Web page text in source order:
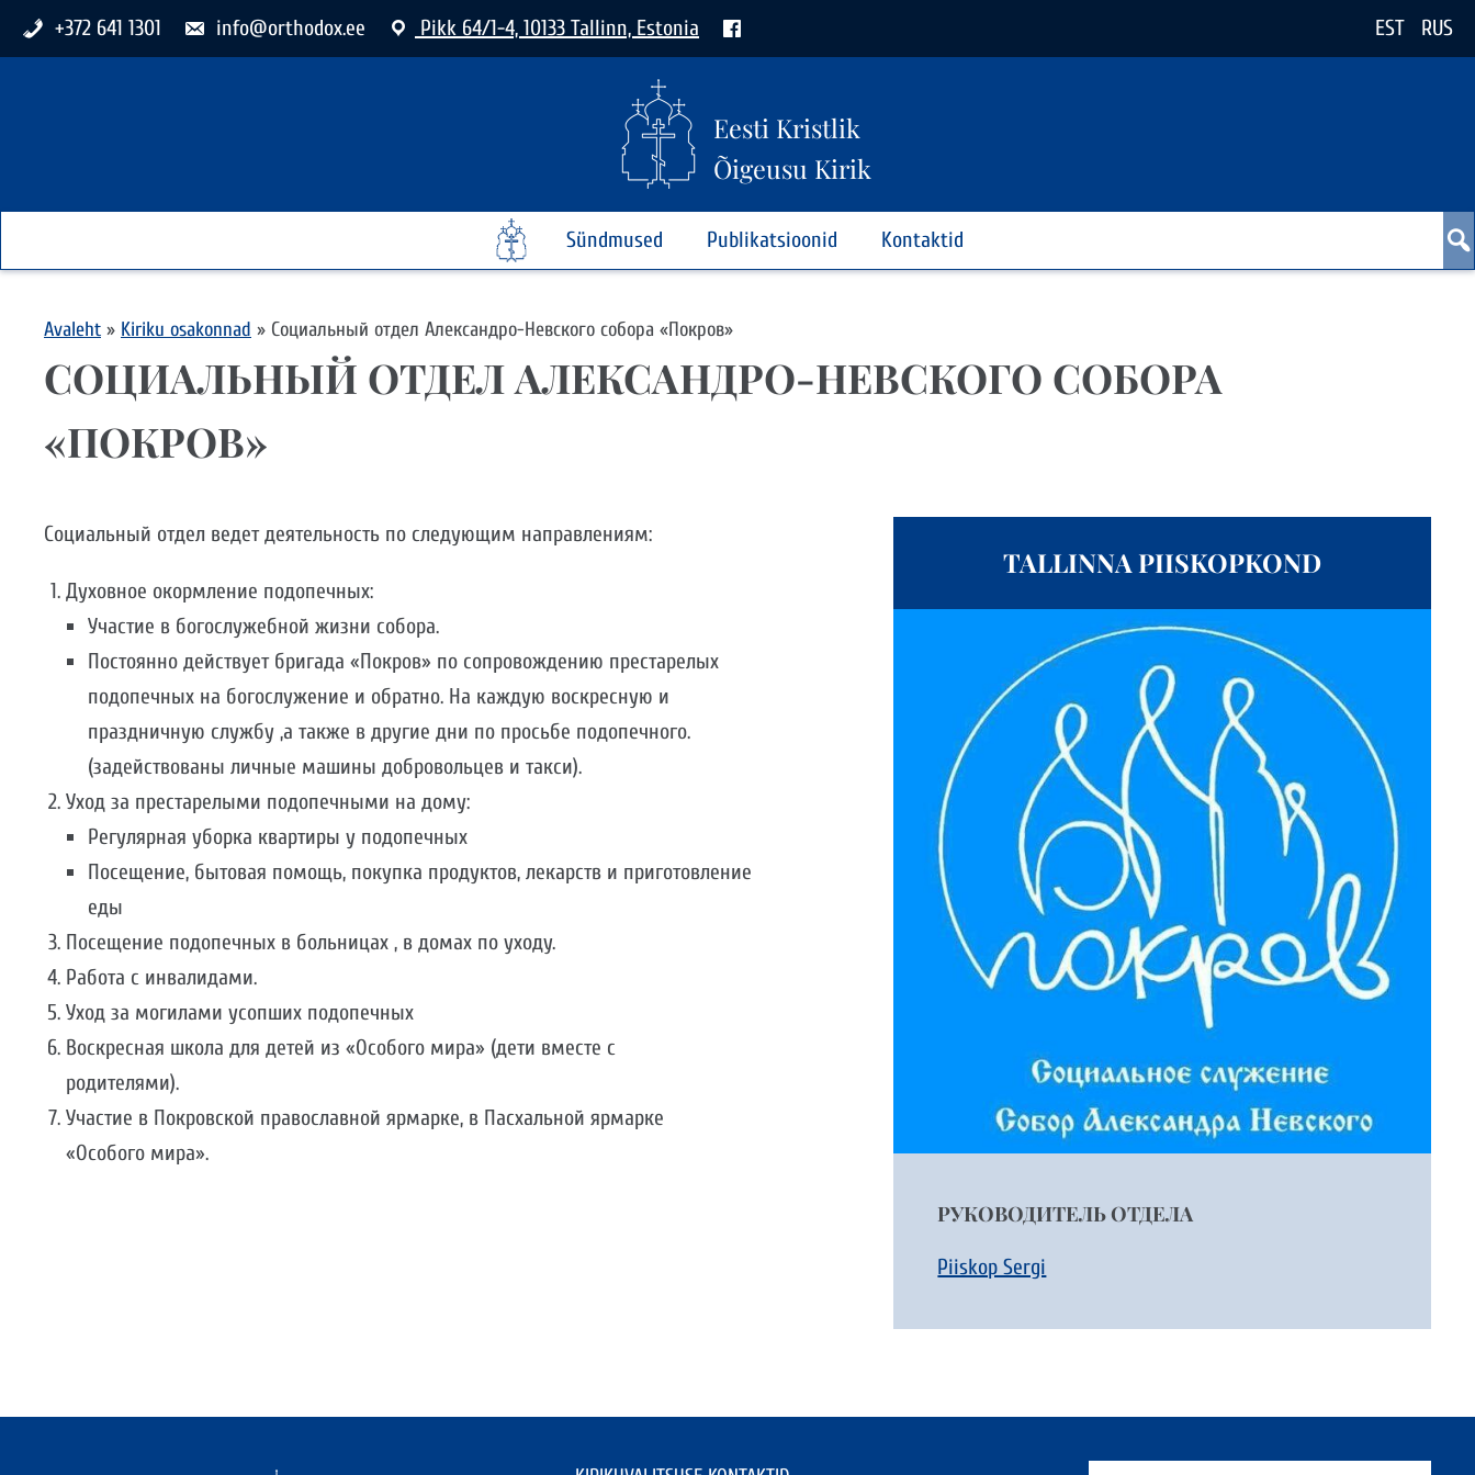
+372 641 1301 info@orthodox.ee Pikk 64/1-4, 10133 Tallinn, Estonia EST RUS
Eesti Kristlik
Õigeusu Kirik
Sündmused Publikatsioonid Kontaktid
Avaleht » Kiriku osakonnad » Социальный отдел Александро-Невского собора «Покров»
СОЦИАЛЬНЫЙ ОТДЕЛ АЛЕКСАНДРО-НЕВСКОГО СОБОРА
«ПОКРОВ»
Социальный отдел ведет деятельность по следующим направлениям:
Духовное окормление подопечных:
Участие в богослужебной жизни собора.
Постоянно действует бригада «Покров» по сопровождению престарелых
подопечных на богослужение и обратно. На каждую воскресную и
праздничную службу ,а также в другие дни по просьбе подопечного.
(задействованы личные машины добровольцев и такси).
Уход за престарелыми подопечными на дому:
Регулярная уборка квартиры у подопечных
Посещение, бытовая помощь, покупка продуктов, лекарств и приготовление
еды
Посещение подопечных в больницах , в домах по уходу.
Работа с инвалидами.
Уход за могилами усопших подопечных
Воскресная школа для детей из «Особого мира» (дети вместе с
родителями).
Участие в Покровской православной ярмарке, в Пасхальной ярмарке
«Особого мира».
TALLINNA PIISKOPKOND
РУКОВОДИТЕЛЬ ОТДЕЛА
Piiskop Sergi